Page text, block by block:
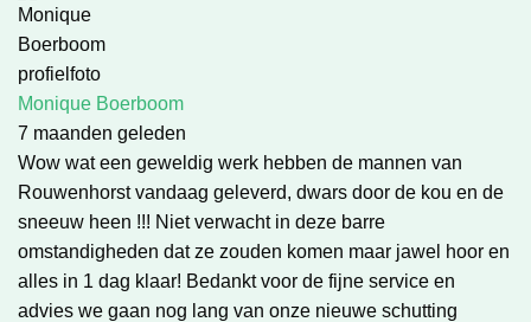
Monique Boerboom
7 maanden geleden
Wow wat een geweldig werk hebben de mannen van
Rouwenhorst vandaag geleverd, dwars door de kou en de
sneeuw heen !!! Niet verwacht in deze barre
omstandigheden dat ze zouden komen maar jawel hoor en
alles in 1 dag klaar! Bedankt voor de fijne service en
advies we gaan nog lang van onze nieuwe schutting